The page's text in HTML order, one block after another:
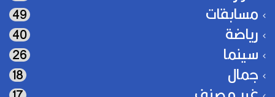
مسابقات 49
رياضة 40
سينما 26
جمال 18